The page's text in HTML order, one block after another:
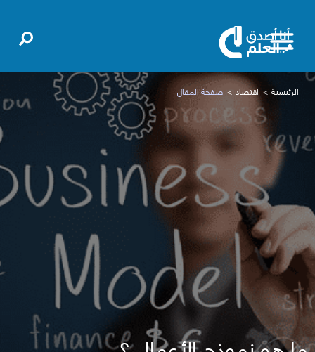
الرئيسية اقتصاد صفحة المقال